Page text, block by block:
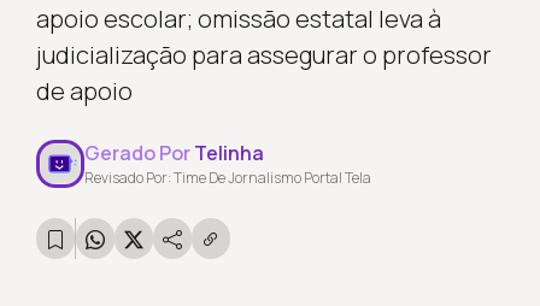
apoio escolar; omissão estatal leva à
judicialização para assegurar o professor
de apoio
Gerado PorTelinha
Revisado Por: Time De Jornalismo Portal Tela